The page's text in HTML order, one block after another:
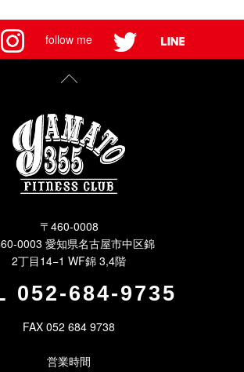
follow me
〒460-0008
0003 愛知県名古屋市中区錦
2丁目14−1 WF錦 3,4階
052-684-9735
FAX 052 684 9738
営業時間